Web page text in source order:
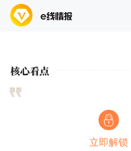
立即解锁